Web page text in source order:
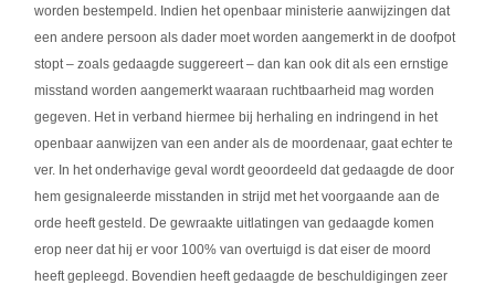
worden bestempeld. Indien het openbaar ministerie aanwijzingen dat
een andere persoon als dader moet worden aangemerkt in de doofpot
stopt – zoals gedaagde suggereert – dan kan ook dit als een ernstige
misstand worden aangemerkt waaraan ruchtbaarheid mag worden
gegeven. Het in verband hiermee bij herhaling en indringend in het
openbaar aanwijzen van een ander als de moordenaar, gaat echter te
ver. In het onderhavige geval wordt geoordeeld dat gedaagde de door
hem gesignaleerde misstanden in strijd met het voorgaande aan de
orde heeft gesteld. De gewraakte uitlatingen van gedaagde komen
erop neer dat hij er voor 100% van overtuigd is dat eiser de moord
heeft gepleegd. Bovendien heeft gedaagde de beschuldigingen zeer